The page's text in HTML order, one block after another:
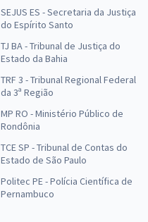
SEJUS ES - Secretaria da Justiça
do Espírito Santo
TJ BA - Tribunal de Justiça do
Estado da Bahia
TRF 3 - Tribunal Regional Federal
da 3ª Região
MP RO - Ministério Público de
Rondônia
TCE SP - Tribunal de Contas do
Estado de São Paulo
Politec PE - Polícia Científica de
Pernambuco